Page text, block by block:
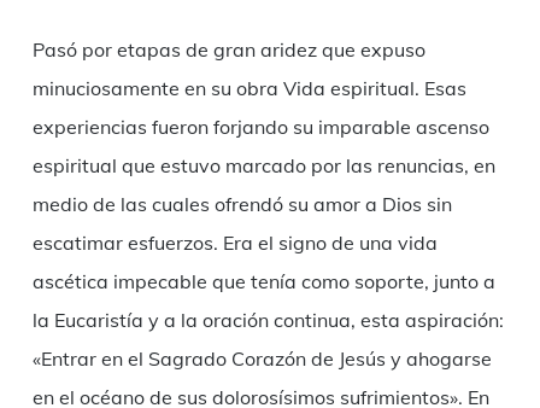
Pasó por etapas de gran aridez que expuso
minuciosamente en su obra Vida espiritual. Esas
experiencias fueron forjando su imparable ascenso
espiritual que estuvo marcado por las renuncias, en
medio de las cuales ofrendó su amor a Dios sin
escatimar esfuerzos. Era el signo de una vida
ascética impecable que tenía como soporte, junto a
la Eucaristía y a la oración continua, esta aspiración:
«Entrar en el Sagrado Corazón de Jesús y ahogarse
en el océano de sus dolorosísimos sufrimientos». En